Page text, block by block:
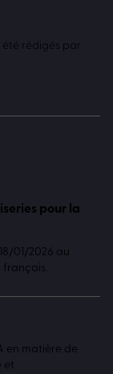
été rédigés par
pour la
01/2026 au
français.
en matière de
et